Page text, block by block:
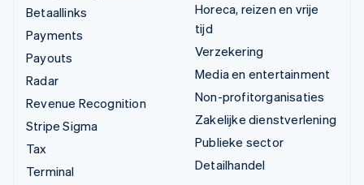
Betaallinks
Payments
Payouts
Radar
Revenue Recognition
Stripe Sigma
Tax
Terminal
Horeca, reizen en vrije
tijd
Verzekering
Media en entertainment
Non-profitorganisaties
Zakelijke dienstverlening
Publieke sector
Detailhandel